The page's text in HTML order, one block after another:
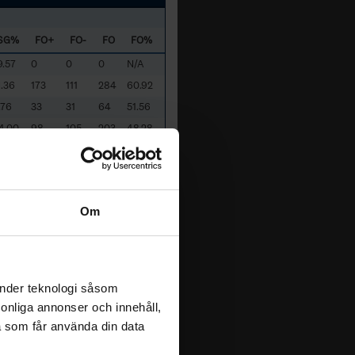
Om
teknologi såsom
annonser och innehåll,
får använda din data
FO+ FO- FO
FO%
0 0 0
N/A
173 111 284
60.92
33 31 64
51.56
98 105 203
48.28
0
N/A
0.00
0 0 0
N/A
0
0 0 0
N/A
66
45.90
0
N/A